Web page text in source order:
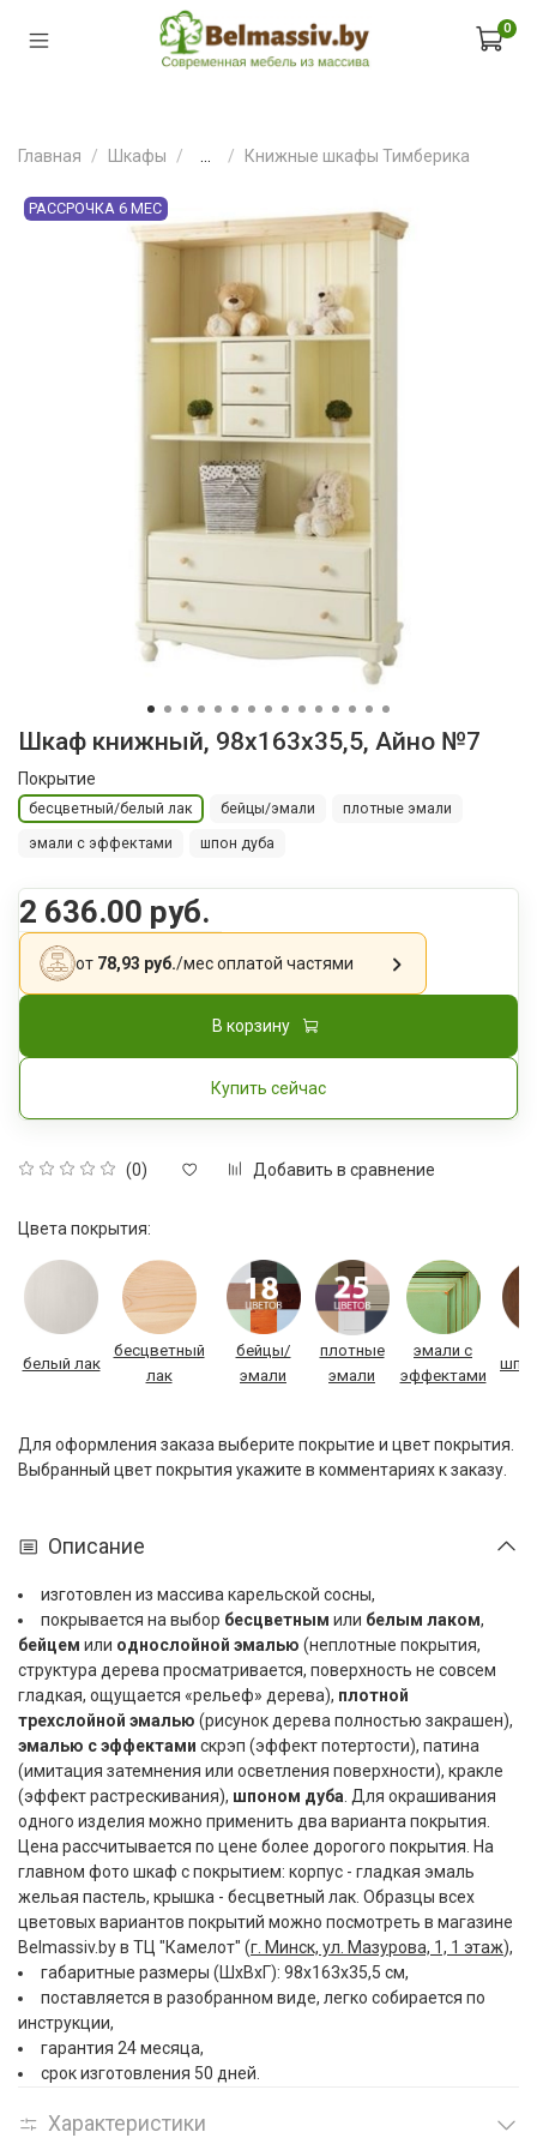
0
Главная Шкафы Книжные шкафы Тимберика
РАССРОЧКА 6 МЕС
Шкаф книжный, 98x163x35,5, Айно №7
(0) Добавить в сравнение
Покрытие
бесцветный/белый лак бейцы/эмали плотные эмали
эмали с эффектами шпон дуба
2 636.00 руб.
от 78,93 руб./месоплатой частями
В корзину
Купить сейчас
Цвета покрытия:
белый лак
бесцветный
лак
бейцы/
эмали
плотные
эмали
эмали с
эффектами
Для оформления заказа выберите покрытие и цвет покрытия.
Выбранный цвет покрытия укажите в комментариях к заказу.
Описание
изготовлен из массива карельской сосны,
покрывается на выбор бесцветным или белым лаком,
бейцем или однослойной эмалью (неплотные покрытия,
структура дерева просматривается, поверхность не совсем
гладкая, ощущается «рельеф» дерева), плотной
трехслойной эмалью (рисунок дерева полностью закрашен),
эмалью с эффектами скрэп (эффект потертости), патина
(имитация затемнения или осветления поверхности), кракле
(эффект растрескивания), шпоном дуба. Для окрашивания
одного изделия можно применить два варианта покрытия.
Цена рассчитывается по цене более дорогого покрытия. На
главном фото шкаф с покрытием: корпус - гладкая эмаль
жельая пастель, крышка - бесцветный лак. Образцы всех
цветовых вариантов покрытий можно посмотреть в магазине
Belmassiv.by в ТЦ "Камелот" (г. Минск, ул. Мазурова, 1, 1 этаж),
габаритные размеры (ШxВxГ): 98x163x35,5 см,
поставляется в разобранном виде, легко собирается по
инструкции,
гарантия 24 месяца,
срок изготовления 50 дней.
Характеристики